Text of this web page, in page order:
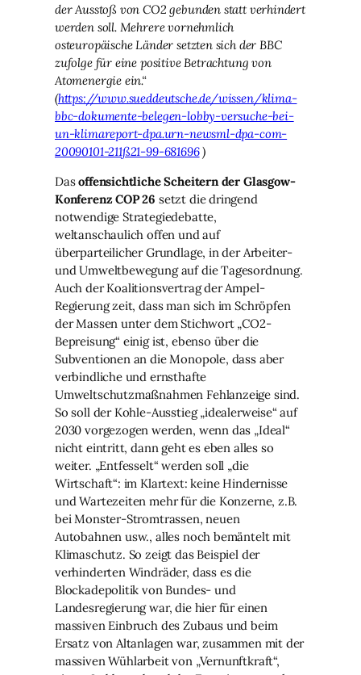
der Ausstoß von CO2 gebunden statt verhindert
werden soll. Mehrere vornehmlich
osteuropäische Länder setzten sich der BBC
zufolge für eine positive Betrachtung von
Atomenergie ein.“
(https://www.sueddeutsche.de/wissen/klima-
bbc-dokumente-belegen-lobby-versuche-bei-
un-klimareport-dpa.urn-newsml-dpa-com-
20090101-211ß21-99-681696)
Dasoffensichtliche Scheitern der Glasgow-
Konferenz COP 26 setzt die dringend
notwendige Strategiedebatte,
weltanschaulich offen und auf
überparteilicher Grundlage, in der Arbeiter-
und Umweltbewegung auf die Tagesordnung.
Auch der Koalitionsvertrag der Ampel-
Regierung zeit, dass man sich im Schröpfen
der Massen unter dem Stichwort „CO2-
Bepreisung“ einig ist, ebenso über die
Subventionen an die Monopole, dass aber
verbindliche und ernsthafte
Umweltschutzmaßnahmen Fehlanzeige sind.
So soll der Kohle-Ausstieg „idealerweise“ auf
2030 vorgezogen werden, wenn das „Ideal“
nicht eintritt, dann geht es eben alles so
weiter. „Entfesselt“ werden soll „die
Wirtschaft“: im Klartext: keine Hindernisse
und Wartezeiten mehr für die Konzerne, z.B.
bei Monster-Stromtrassen, neuen
Autobahnen usw., alles noch bemäntelt mit
Klimaschutz. So zeigt das Beispiel der
verhinderten Windräder, dass es die
Blockadepolitik von Bundes- und
Landesregierung war, die hier für einen
massiven Einbruch des Zubaus und beim
Ersatz von Altanlagen war, zusammen mit der
massiven Wühlarbeit von „Vernunftkraft“,